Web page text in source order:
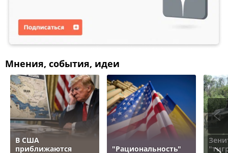
Мнения, события, идеи
В США
приближаются
"Рациональность"